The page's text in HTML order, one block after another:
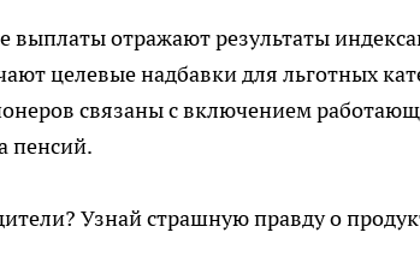
выплаты отражают результаты
целевые надбавки для льготных
связаны с включением
пенсий.
Узнай страшную правду о